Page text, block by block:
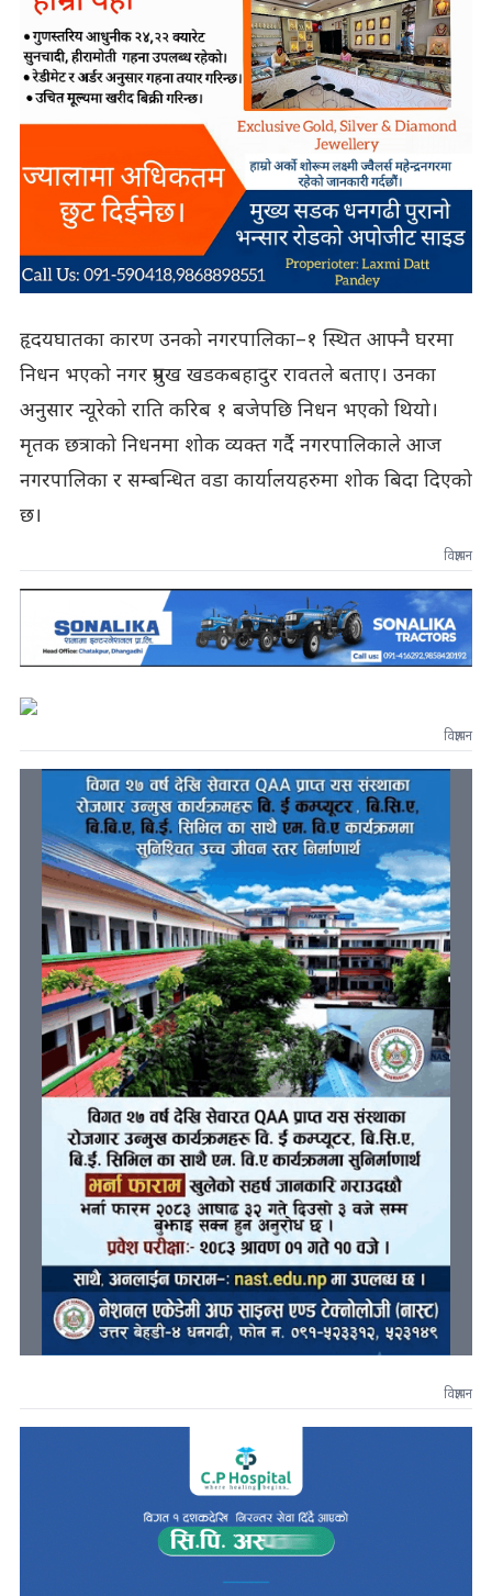
हृदयघातका कारण उनको नगरपालिका–१ स्थित आफ्नै घरमा
निधन भएको नगर प्रमुख खडकबहादुर रावतले बताए। उनका
अनुसार न्यूरेको राति करिब १ बजेपछि निधन भएको थियो।
मृतक छत्राको निधनमा शोक व्यक्त गर्दै नगरपालिकाले आज
नगरपालिका र सम्बन्धित वडा कार्यालयहरुमा शोक बिदा दिएको
छ।
विज्ञापन
विज्ञापन
विज्ञापन